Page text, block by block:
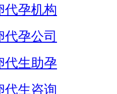
代孕机构
孕公司
代生助孕
代生咨询